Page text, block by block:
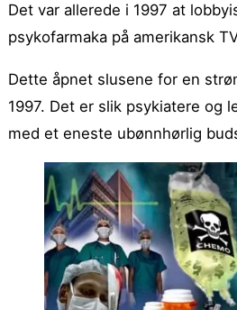
Det var allerede i 1997 at
psykofarmaka på amerikansk
Dette åpnet slusene for en
1997. Det er slik psykiatere og
med et eneste ubønnhørlig